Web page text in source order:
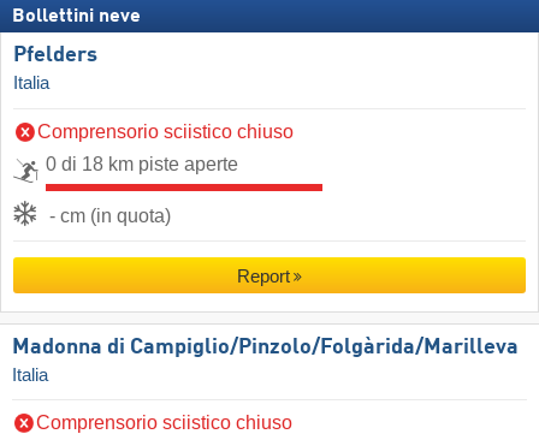
Bollettini neve
Pfelders
Italia
Comprensorio sciistico chiuso
0 di 18 km piste aperte
- cm (in quota)
Report
Madonna di Campiglio/​Pinzolo/​Folgàrida/​Marilleva
Italia
Comprensorio sciistico chiuso